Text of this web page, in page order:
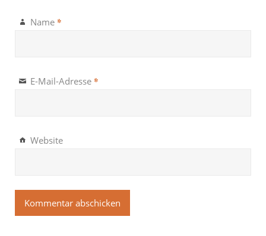
Name *
E-Mail-Adresse *
Website